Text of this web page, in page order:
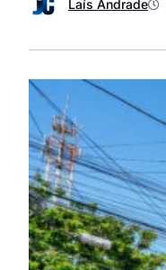
Laís Andrade